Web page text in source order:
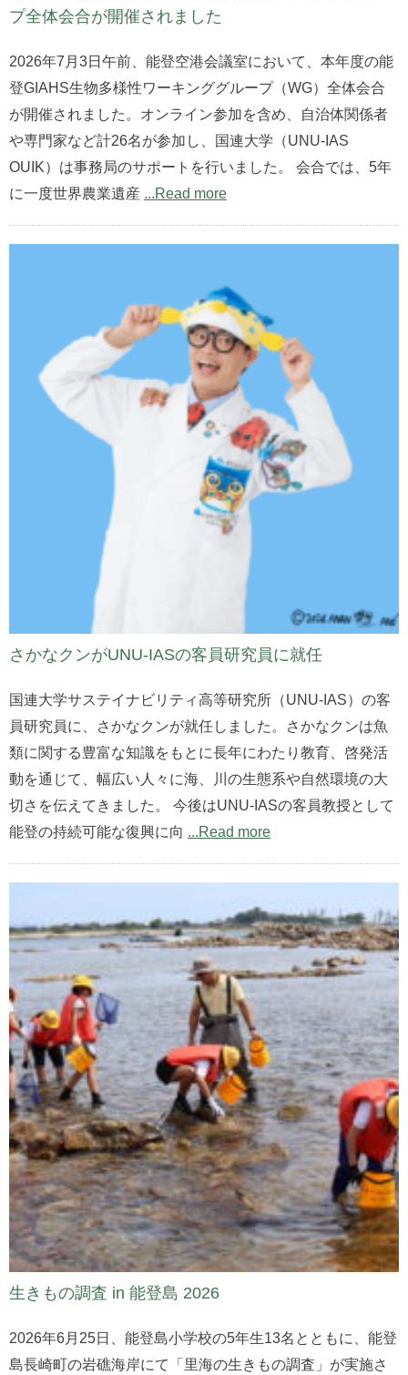
プ全体会合が開催されました
2026年7月3日午前、能登空港会議室において、本年度の能
登GIAHS生物多様性ワーキンググループ（WG）全体会合
が開催されました。オンライン参加を含め、自治体関係者
や専門家など計26名が参加し、国連大学（UNU-IAS
OUIK）は事務局のサポートを行いました。 会合では、5年
に一度世界農業遺産 ...Read more
さかなクンがUNU-IASの客員研究員に就任
国連大学サステイナビリティ高等研究所（UNU-IAS）の客
員研究員に、さかなクンが就任しました。さかなクンは魚
類に関する豊富な知識をもとに長年にわたり教育、啓発活
動を通じて、幅広い人々に海、川の生態系や自然環境の大
切さを伝えてきました。 今後はUNU-IASの客員教授として
能登の持続可能な復興に向 ...Read more
生きもの調査 in 能登島 2026
2026年6月25日、能登島小学校の5年生13名とともに、能登
島長崎町の岩礁海岸にて「里海の生きもの調査」が実施さ